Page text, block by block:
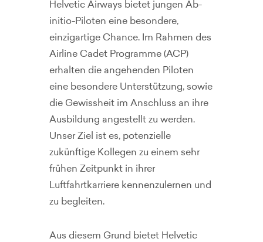
Helvetic Airways bietet jungen Ab-
initio-Piloten eine besondere,
einzigartige Chance. Im Rahmen des
Airline Cadet Programme (ACP)
erhalten die angehenden Piloten
eine besondere Unterstützung, sowie
die Gewissheit im Anschluss an ihre
Ausbildung angestellt zu werden.
Unser Ziel ist es, potenzielle
zukünftige Kollegen zu einem sehr
frühen Zeitpunkt in ihrer
Luftfahrtkarriere kennenzulernen und
zu begleiten.
Aus diesem Grund bietet Helvetic